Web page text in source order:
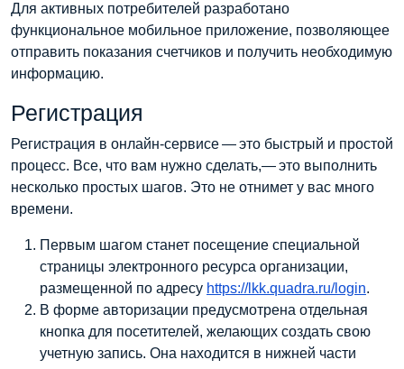
Для активных потребителей разработано
функциональное мобильное приложение, позволяющее
отправить показания счетчиков и получить необходимую
информацию.
Регистрация
Регистрация в онлайн-сервисе — это быстрый и простой
процесс. Все, что вам нужно сделать,— это выполнить
несколько простых шагов. Это не отнимет у вас много
времени.
Первым шагом станет посещение специальной
страницы электронного ресурса организации,
размещенной по адресу https://lkk.quadra.ru/login.
В форме авторизации предусмотрена отдельная
кнопка для посетителей, желающих создать свою
учетную запись. Она находится в нижней части